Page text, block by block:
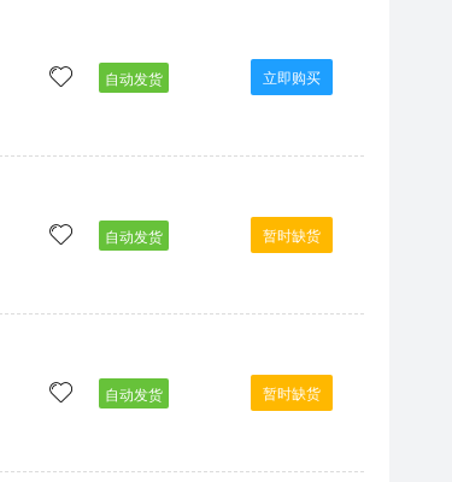
自动发货 立即购买
自动发货 暂时缺货
自动发货 暂时缺货